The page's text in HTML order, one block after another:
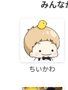
みんな
ちいかわ